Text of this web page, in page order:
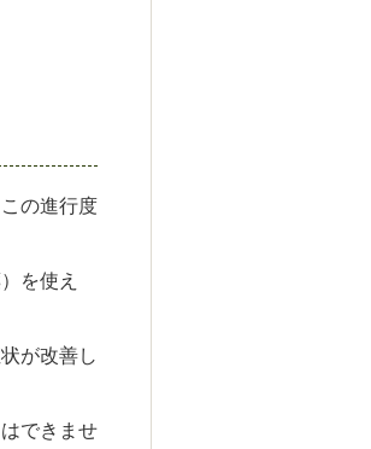
の進行度
を使え
が改善し
できませ